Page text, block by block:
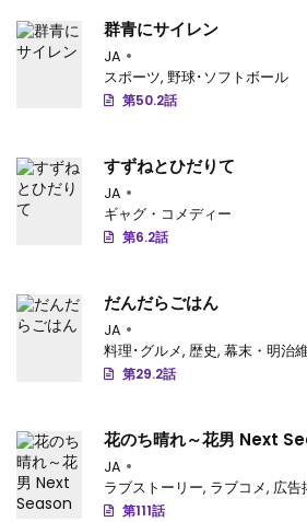
第35.3話: 【第 35.3 話】
第35.2話: 【第 35.2 話】
第35.1話: 【第 35.1 話】
第34.3話: 【第 34.3 話】
第34.2話: 【第 34.2 話】
第33.4話: 第33.4話-v88
第33.3話: 第33.3話-v87
第33.1話 : 第33.1話-v85
第32.3話: 第32.3話-v84
群青にサイレン
JA
スポーツ, 野球･ソフトボール
第50.2話
すずねとひだりて
JA
ギャグ・コメディー
第6.2話
だんだらごはん
JA
料理･グルメ, 歴史, 幕末・明治
第29.2話
花のち晴れ～花男 Next
JA
ラブストーリー, ラブコメ, 広告
第111話